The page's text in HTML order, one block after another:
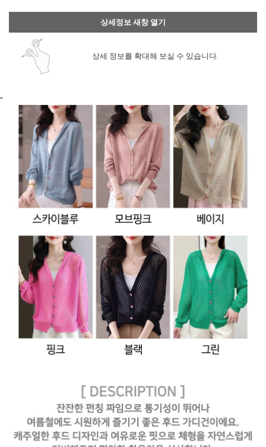
상세정보 새창 열기
상세 정보를 확대해 보실 수 있습니다.
"